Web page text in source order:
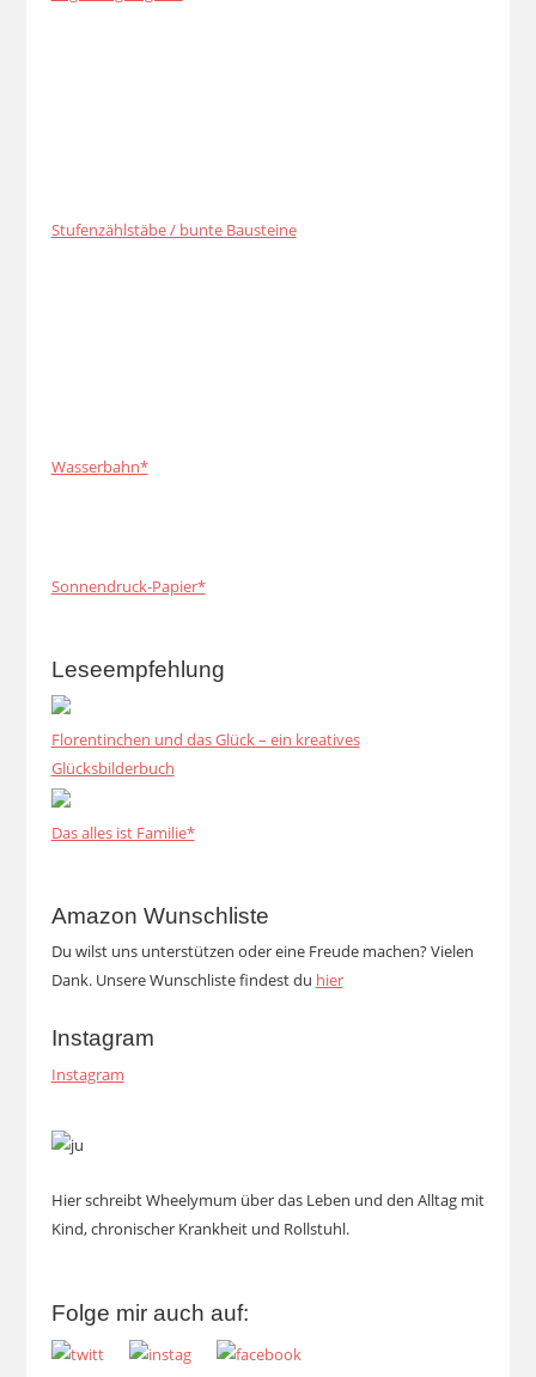
Stufenzählstäbe / bunte Bausteine
Wasserbahn*
Sonnendruck-Papier*
Leseempfehlung
Florentinchen und das Glück – ein kreatives
Glücksbilderbuch
Das alles ist Familie*
Amazon Wunschliste
Du wilst uns unterstützen oder eine Freude machen? Vielen
Dank. Unsere Wunschliste findest du hier
Instagram
Instagram
Hier schreibt Wheelymum über das Leben und den Alltag mit
Kind, chronischer Krankheit und Rollstuhl.
Folge mir auch auf: